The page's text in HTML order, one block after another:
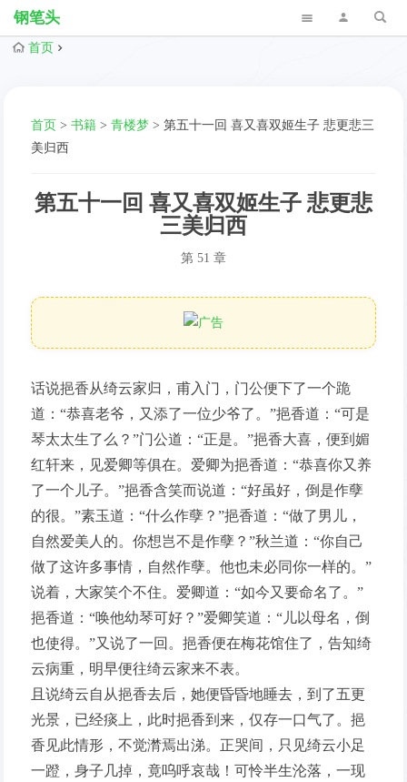
钢笔头
首页
首页 >书籍 >青楼梦 >第五十一回 喜又喜双姬生子 悲更悲三
美归西
第五十一回 喜又喜双姬生子 悲更悲
三美归西
第 51 章
话说挹香从绮云家归，甫入门，门公便下了一个跪
道：“恭喜老爷，又添了一位少爷了。”挹香道：“可是
琴太太生了么？”门公道：“正是。”挹香大喜，便到媚
红轩来，见爱卿等俱在。爱卿为挹香道：“恭喜你又养
了一个儿子。”挹香含笑而说道：“好虽好，倒是作孽
的很。”素玉道：“什么作孽？”挹香道：“做了男儿，
自然爱美人的。你想岂不是作孽？”秋兰道：“你自己
做了这许多事情，自然作孽。他也未必同你一样的。”
说着，大家笑个不住。爱卿道：“如今又要命名了。”
挹香道：“唤他幼琴可好？”爱卿笑道：“儿以母名，倒
也使得。”又说了一回。挹香便在梅花馆住了，告知绮
云病重，明早便往绮云家来不表。
且说绮云自从挹香去后，她便昏昏地睡去，到了五更
光景，已经痰上，此时挹香到来，仅存一口气了。挹
香见此情形，不觉潸焉出涕。正哭间，只见绮云小足
一蹬，身子几掉，竟呜呼哀哉！可怜半生沦落，一现